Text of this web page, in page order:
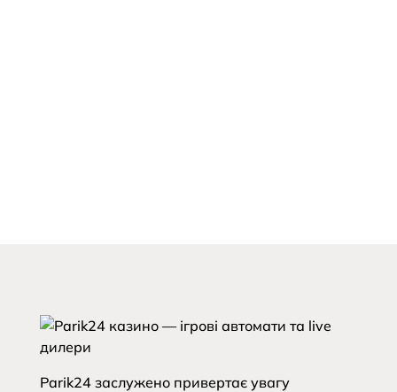
Parik24 заслужено привертає увагу